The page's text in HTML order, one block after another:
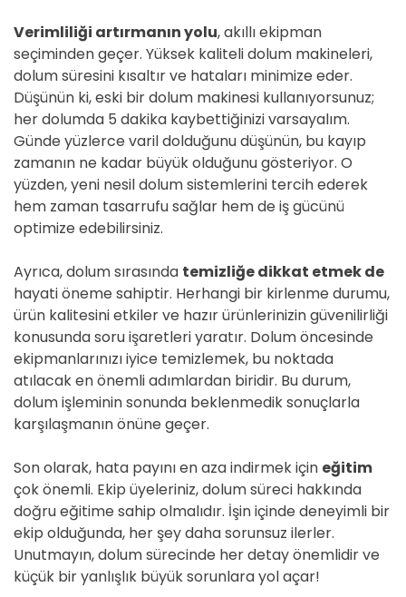
Verimliliği artırmanın yolu, akıllı ekipman
seçiminden geçer. Yüksek kaliteli dolum makineleri,
dolum süresini kısaltır ve hataları minimize eder.
Düşünün ki, eski bir dolum makinesi kullanıyorsunuz;
her dolumda 5 dakika kaybettiğinizi varsayalım.
Günde yüzlerce varil dolduğunu düşünün, bu kayıp
zamanın ne kadar büyük olduğunu gösteriyor. O
yüzden, yeni nesil dolum sistemlerini tercih ederek
hem zaman tasarrufu sağlar hem de iş gücünü
optimize edebilirsiniz.
Ayrıca, dolum sırasında temizliğe dikkat etmek de
hayati öneme sahiptir. Herhangi bir kirlenme durumu,
ürün kalitesini etkiler ve hazır ürünlerinizin güvenilirliği
konusunda soru işaretleri yaratır. Dolum öncesinde
ekipmanlarınızı iyice temizlemek, bu noktada
atılacak en önemli adımlardan biridir. Bu durum,
dolum işleminin sonunda beklenmedik sonuçlarla
karşılaşmanın önüne geçer.
Son olarak, hata payını en aza indirmek için eğitim
çok önemli. Ekip üyeleriniz, dolum süreci hakkında
doğru eğitime sahip olmalıdır. İşin içinde deneyimli bir
ekip olduğunda, her şey daha sorunsuz ilerler.
Unutmayın, dolum sürecinde her detay önemlidir ve
küçük bir yanlışlık büyük sorunlara yol açar!